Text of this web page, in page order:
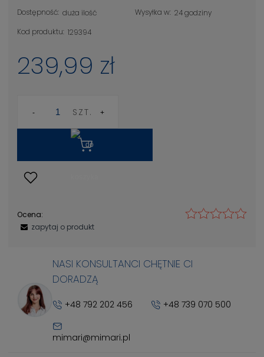
Dostępność: duża ilość Wysyłka w: 24 godziny
Kod produktu: 129394
239,99 zł
SZT.
Ocena:
zapytaj o produkt
NASI KONSULTANCI CHĘTNIE CI
DORADZĄ
+48 792 202 456 +48 739 070 500
mimari@mimari.pl